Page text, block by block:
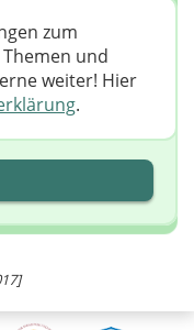
zum
und
weiter! ​Hier
.